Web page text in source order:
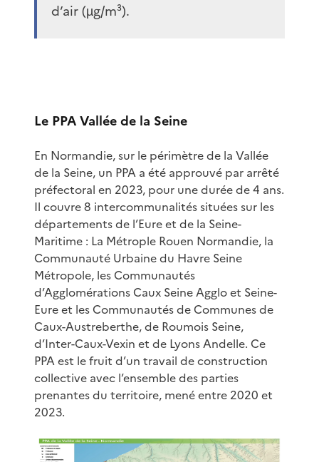
d’air (µg/m³).
Le PPA Vallée de la Seine
En Normandie, sur le périmètre de la Vallée
de la Seine, un PPA a été approuvé par arrêté
préfectoral en 2023, pour une durée de 4 ans.
Il couvre 8 intercommunalités situées sur les
départements de l’Eure et de la Seine-
Maritime : La Métrople Rouen Normandie, la
Communauté Urbaine du Havre Seine
Métropole, les Communautés
d’Agglomérations Caux Seine Agglo et Seine-
Eure et les Communautés de Communes de
Caux-Austreberthe, de Roumois Seine,
d’Inter-Caux-Vexin et de Lyons Andelle. Ce
PPA est le fruit d’un travail de construction
collective avec l’ensemble des parties
prenantes du territoire, mené entre 2020 et
2023.